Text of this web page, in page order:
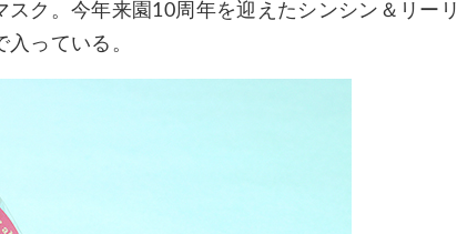
ク。今年来園10周年を迎えたシンシン＆リーリ
っている。